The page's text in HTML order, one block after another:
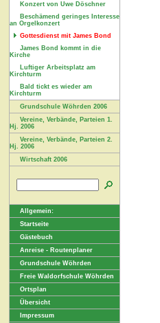
Konzert von Uwe Döschner
Beschämend geringes Interesse
an Orgelkonzert
Gottesdienst mit James Bond
James Bond kommt in die
Kirche
Luftiger Arbeitsplatz am
Kirchturm
Bald tickt es wieder am
Kirchturm
Grundschule Wöhrden 2006
Vereine, Verbände, Parteien 1.
Hj. 2006
Vereine, Verbände, Parteien 2.
Hj. 2006
Wirtschaft 2006
Allgemein:
Startseite
Gästebuch
Anreise - Routenplaner
Grundschule Wöhrden
Freie Waldorfschule Wöhrden
Ortsplan
Übersicht
Impressum